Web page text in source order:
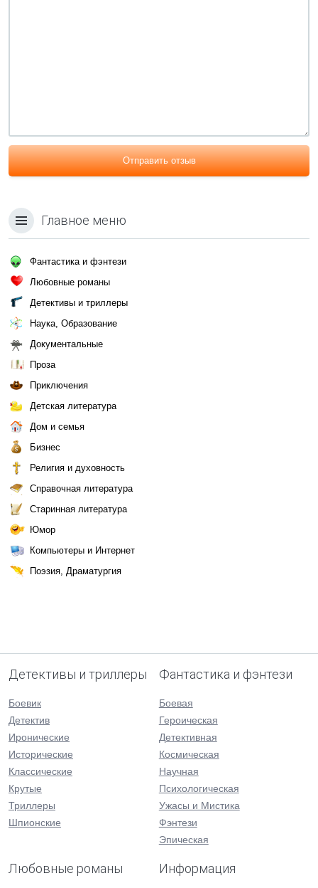
Отправить отзыв
Главное меню
Фантастика и фэнтези
Любовные романы
Детективы и триллеры
Наука, Образование
Документальные
Проза
Приключения
Детская литература
Дом и семья
Бизнес
Религия и духовность
Справочная литература
Старинная литература
Юмор
Компьютеры и Интернет
Поэзия, Драматургия
Детективы и триллеры
Боевик
Детектив
Иронические
Исторические
Классические
Крутые
Триллеры
Шпионские
Фантастика и фэнтези
Боевая
Героическая
Детективная
Космическая
Научная
Психологическая
Ужасы и Мистика
Фэнтези
Эпическая
Любовные романы Информация